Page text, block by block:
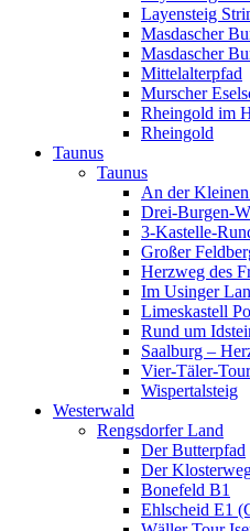
Layensteig
Masdascher
Masdascher
Mittelalterpfad
Murscher
Rheingold im
Rheingold
Taunus
Taunus
An der
Drei-Burgen-
3-Kastelle-
Großer
Herzweg des
Im Usinger
Limeskastell
Rund um
Saalburg –
Vier-Täler-Tour
Wispertalsteig
Westerwald
Rengsdorfer Land
Der Butterpfad
Der
Bonefeld B1
Ehlscheid E1